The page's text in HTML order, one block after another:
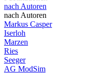
nach Autoren
nach Autoren
Markus Casper
Iserloh
Marzen
Ries
Seeger
AG ModSim